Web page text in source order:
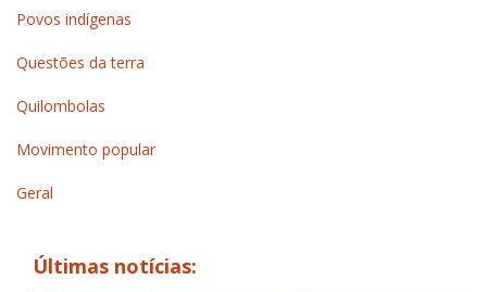
Povos indígenas
Questões da terra
Quilombolas
Movimento popular
Geral
Últimas notícias: